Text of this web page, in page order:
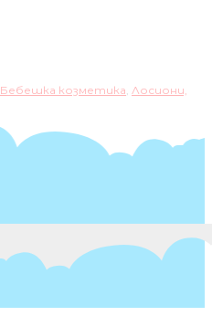
Бебешка козметика, Лосиони,